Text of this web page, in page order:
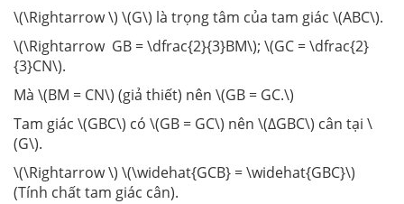
\(\Rightarrow \) \(G\) là trọng tâm của tam giác \(ABC\).
\(\Rightarrow GB = \dfrac{2}{3}BM\); \(GC = \dfrac{2}
{3}CN\).
Mà \(BM = CN\) (giả thiết) nên \(GB = GC.\)
Tam giác \(GBC\) có \(GB = GC\) nên \(∆GBC\) cân tại \
(G\).
\(\Rightarrow \) \(\widehat{GCB} = \widehat{GBC}\)
(Tính chất tam giác cân).